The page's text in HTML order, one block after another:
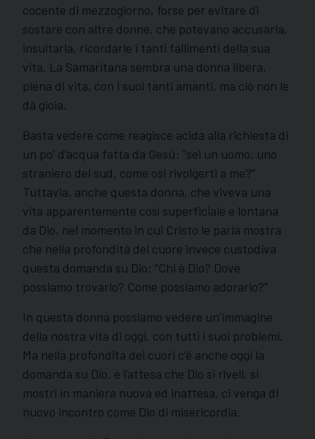
cocente di mezzogiorno, forse per evitare di
sostare con altre donne, che potevano accusarla,
insultarla, ricordarle i tanti fallimenti della sua
vita. La Samaritana sembra una donna libera,
piena di vita, con i suoi tanti amanti, ma ciò non le
dà gioia.
Basta vedere come reagisce acida alla richiesta di
un po’ d’acqua fatta da Gesù: “sei un uomo, uno
straniero del sud, come osi rivolgerti a me?”
Tuttavia, anche questa donna, che viveva una
vita apparentemente così superficiale e lontana
da Dio, nel momento in cui Cristo le parla mostra
che nella profondità del cuore invece custodiva
questa domanda su Dio: “Chi è Dio? Dove
possiamo trovarlo? Come possiamo adorarlo?”
In questa donna possiamo vedere un’immagine
della nostra vita di oggi, con tutti i suoi problemi.
Ma nella profondità dei cuori c’è anche oggi la
domanda su Dio, e l’attesa che Dio si riveli, si
mostri in maniera nuova ed inattesa, ci venga di
nuovo incontro come Dio di misericordia.